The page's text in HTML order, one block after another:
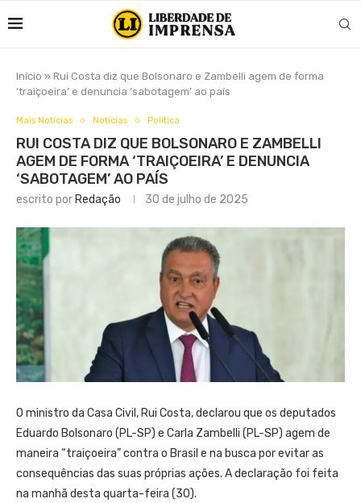
Início » Rui Costa diz que Bolsonaro e Zambelli agem de forma
‘traiçoeira’ e denuncia ‘sabotagem’ ao país
Mais Notícias Notícias Política
RUI COSTA DIZ QUE BOLSONARO E ZAMBELLI
AGEM DE FORMA ‘TRAIÇOEIRA’ E DENUNCIA
‘SABOTAGEM’ AO PAÍS
escrito por Redação 30 de julho de 2025
O ministro da Casa Civil, Rui Costa, declarou que os deputados
Eduardo Bolsonaro (PL-SP) e Carla Zambelli (PL-SP) agem de
maneira “traiçoeira” contra o Brasil e na busca por evitar as
consequências das suas próprias ações. A declaração foi feita
na manhã desta quarta-feira (30).